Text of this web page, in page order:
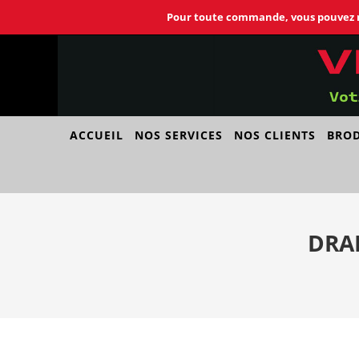
Pour toute commande, vous pouvez
ACCUEIL NOS SERVICES NOS CLIENTS